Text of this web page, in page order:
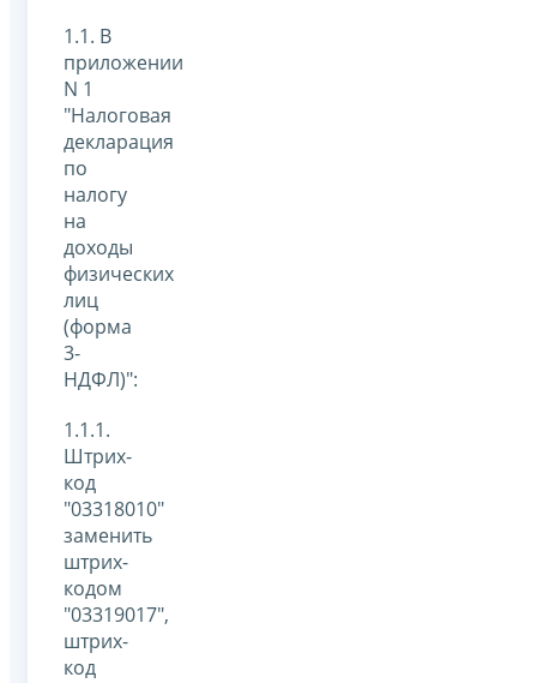
1.1. В
приложении
N 1
"Налоговая
декларация
по
налогу
на
доходы
физических
лиц
(форма
3-
НДФЛ)":
1.1.1.
Штрих-
код
"03318010"
заменить
штрих-
кодом
"03319017",
штрих-
код